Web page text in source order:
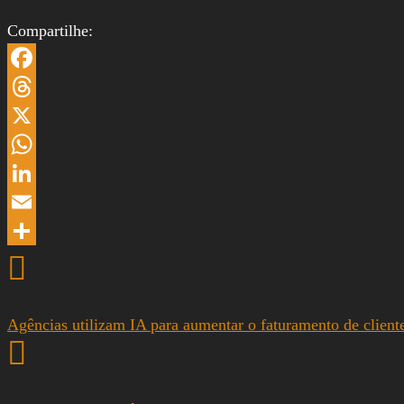
Compartilhe:
Facebook
Threads
X
WhatsApp
LinkedIn
Email
Share
Agências utilizam IA para aumentar o faturamento de